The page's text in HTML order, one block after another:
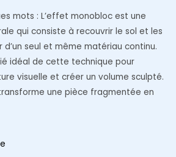
mots : L’effet monobloc est une
qui consiste à recouvrir le sol et les
seul et même matériau continu.
idéal de cette technique pour
visuelle et créer un volume sculpté.
une pièce fragmentée en